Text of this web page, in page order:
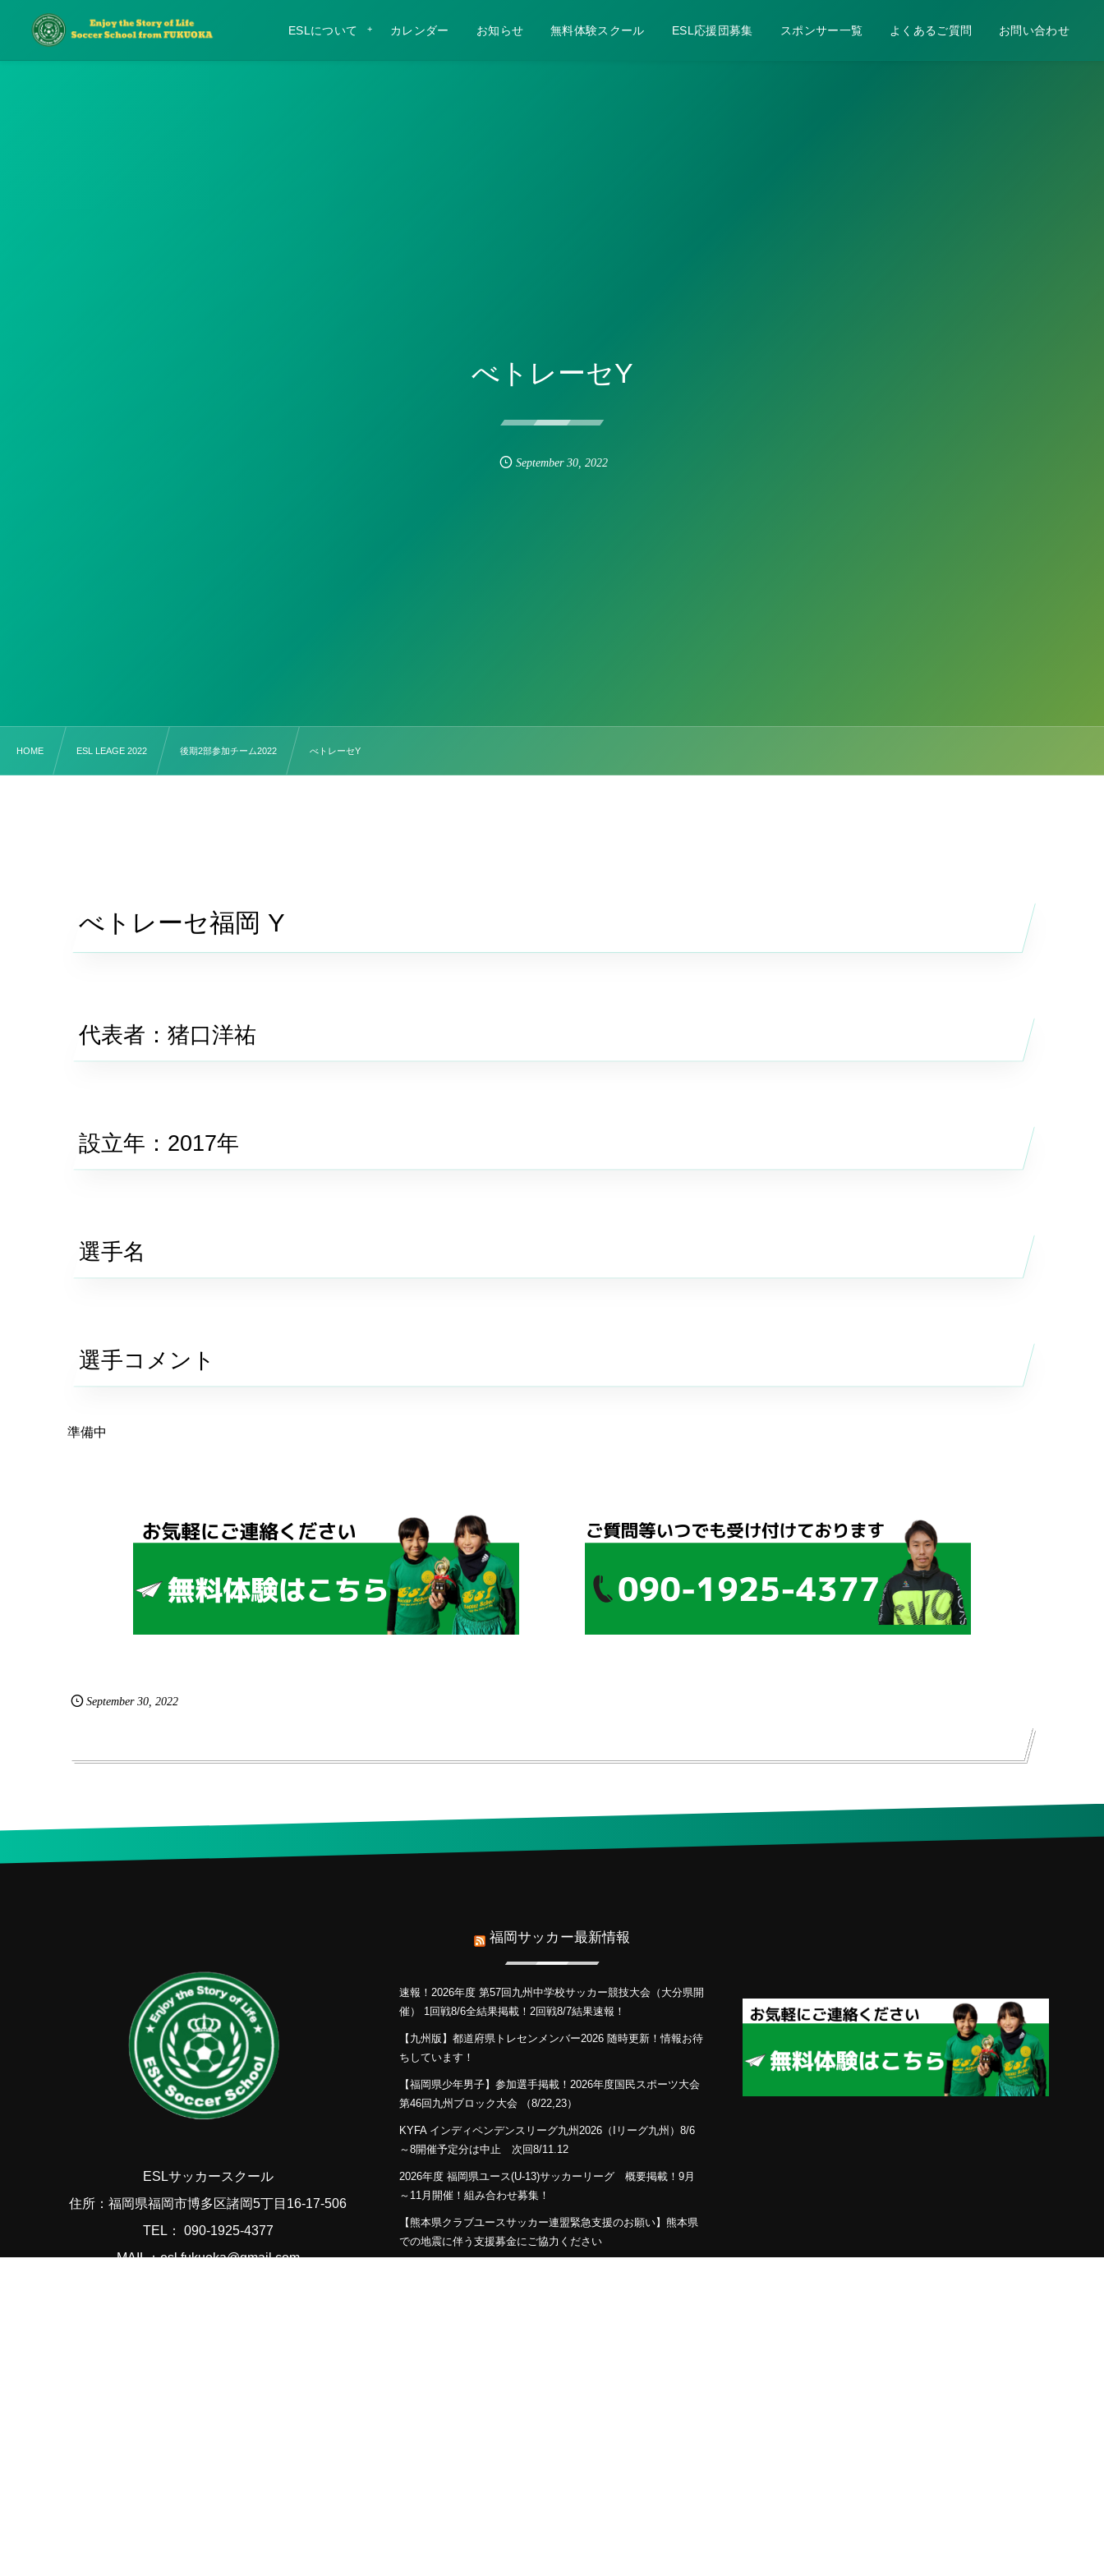
ESLについて カレンダー お知らせ 無料体験スクール ESL応援団募集 スポンサー一覧 よくあるご質問 お問い合わせ
べトレーセY
September 30, 2022
HOME ESL LEAGE 2022 後期2部参加チーム2022 べトレーセY
べトレーセ福岡 Y
代表者：猪口洋祐
設立年：2017年
選手名
選手コメント
準備中
September 30,2022
ESLサッカースクール
住所：福岡県福岡市博多区諸岡5丁目16-17-506
TEL： 090-1925-4377
MAIL：esl.fukuoka@gmail.com
福岡サッカー最新情報
速報！2026年度 第57回九州中学校サッカー競技大会（大分県開
催） 1回戦8/6全結果掲載！2回戦8/7結果速報！
【九州版】都道府県トレセンメンバー2026 随時更新！情報お待
ちしています！
【福岡県少年男子】参加選手掲載！2026年度国民スポーツ大会
第46回九州ブロック大会 （8/22,23）
KYFA インディペンデンスリーグ九州2026（Iリーグ九州）8/6
～8開催予定分は中止 次回8/11.12
2026年度 福岡県ユース(U-13)サッカーリーグ 概要掲載！9月
～11月開催！組み合わせ募集！
【熊本県クラブユースサッカー連盟緊急支援のお願い】熊本県
での地震に伴う支援募金にご協力ください